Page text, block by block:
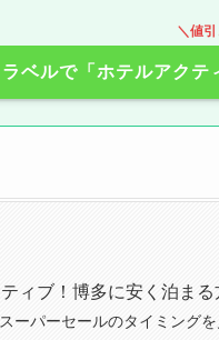
＼値
ベルで「ホテルアクテ
ィブ！博多に安く泊まる
ーパーセールのタイミング